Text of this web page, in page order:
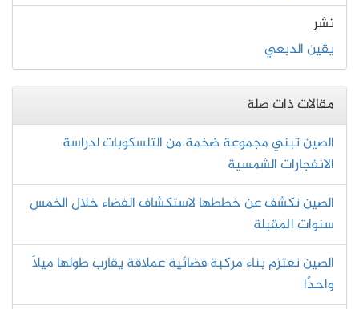
نشر
يقين الدبعي
مقالات ذات صلة
الصين تبني مجموعة ضخمة من التلسكوبات لدراسة
الانفجارات الشمسية
الصين تكشف عن خططها لاستكشاف الفضاء خلال الخمس
سنوات المقبلة
الصين تعتزم بناء مركبة فضائية عملاقة يقارب طولها ميلًا
واحدًا